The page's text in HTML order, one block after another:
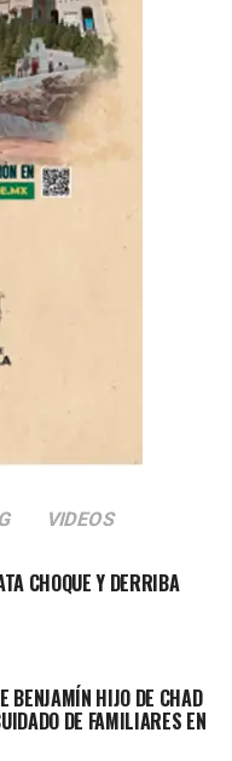
DE COAHUILA
VIDEOS
CHOQUE Y DERRIBA
BENJAMÍN HIJO DE CHAD
DE FAMILIARES EN